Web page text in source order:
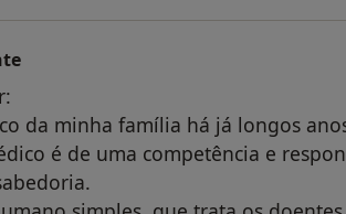
da minha família há já longos
é de uma competência e